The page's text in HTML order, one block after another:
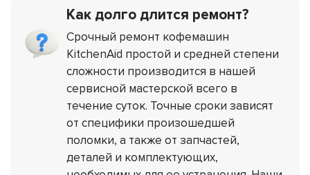
Как долго длится ремонт?
Срочный ремонт кофемашин
KitchenAid простой и средней степени
сложности производится в нашей
сервисной мастерской всего в
течение суток. Точные сроки зависят
от специфики произошедшей
поломки, а также от запчастей,
деталей и комплектующих,